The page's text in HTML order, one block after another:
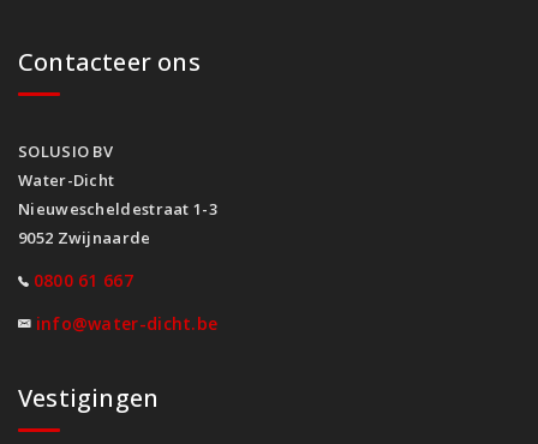
Contacteer ons
SOLUSIO BV
Water-Dicht
Nieuwescheldestraat 1-3
9052 Zwijnaarde
0800 61 667
info@water-dicht.be
Vestigingen